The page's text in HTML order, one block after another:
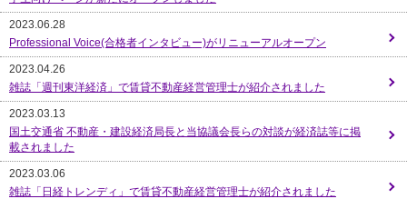
2023.06.28
Professional Voice(合格者インタビュー)がリニューアルオープン
2023.04.26
雑誌「週刊東洋経済」で賃貸不動産経営管理士が紹介されました
2023.03.13
国土交通省 不動産・建設経済局長と当協議会長らの対談が経済誌等に掲
載されました
2023.03.06
雑誌「日経トレンディ」で賃貸不動産経営管理士が紹介されました